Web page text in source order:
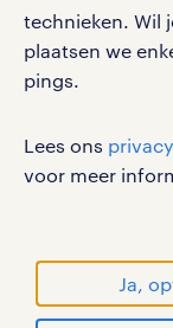
technieken. Wil
plaatsen we
pings.
Lees ons
voor meer
Ja,
werken bij
sitemap
RANDSTAD,